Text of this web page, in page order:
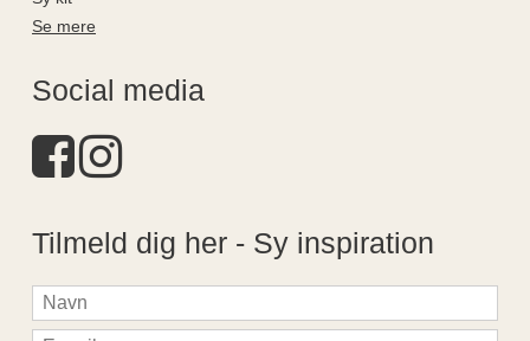
Se mere
Social media
Tilmeld dig her - Sy inspiration